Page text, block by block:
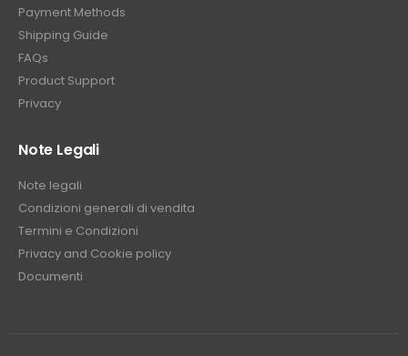
Payment Methods
Shipping Guide
FAQs
Product Support
Privacy
Note Legali
Note legali
Condizioni generali di vendita
Termini e Condizioni
Privacy and Cookie policy
Documenti